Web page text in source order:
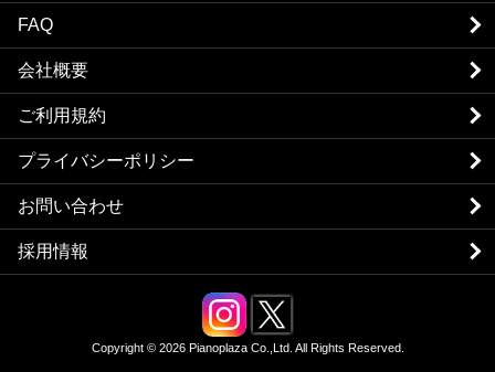
FAQ
会社概要
ご利用規約
プライバシーポリシー
お問い合わせ
採用情報
Copyright © 2026 Pianoplaza Co.,Ltd. All Rights Reserved.